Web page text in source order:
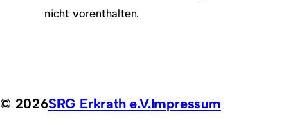
nicht vorenthalten.
© 2026SRG Erkrath e.V.Impressum